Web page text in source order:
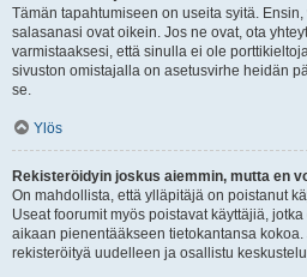
Tämän tapahtumiseen on useita syitä.
salasanasi ovat oikein. Jos ne ovat, ota
varmistaaksesi, että sinulla ei ole
sivuston omistajalla on asetusvirhe heidän
se.
Ylös
Rekisteröidyin joskus aiemmin, mutta en
On mahdollista, että ylläpitäjä on poistanut
Useat foorumit myös poistavat käyttäjiä,
aikaan pienentääkseen tietokantansa
rekisteröityä uudelleen ja osallistu